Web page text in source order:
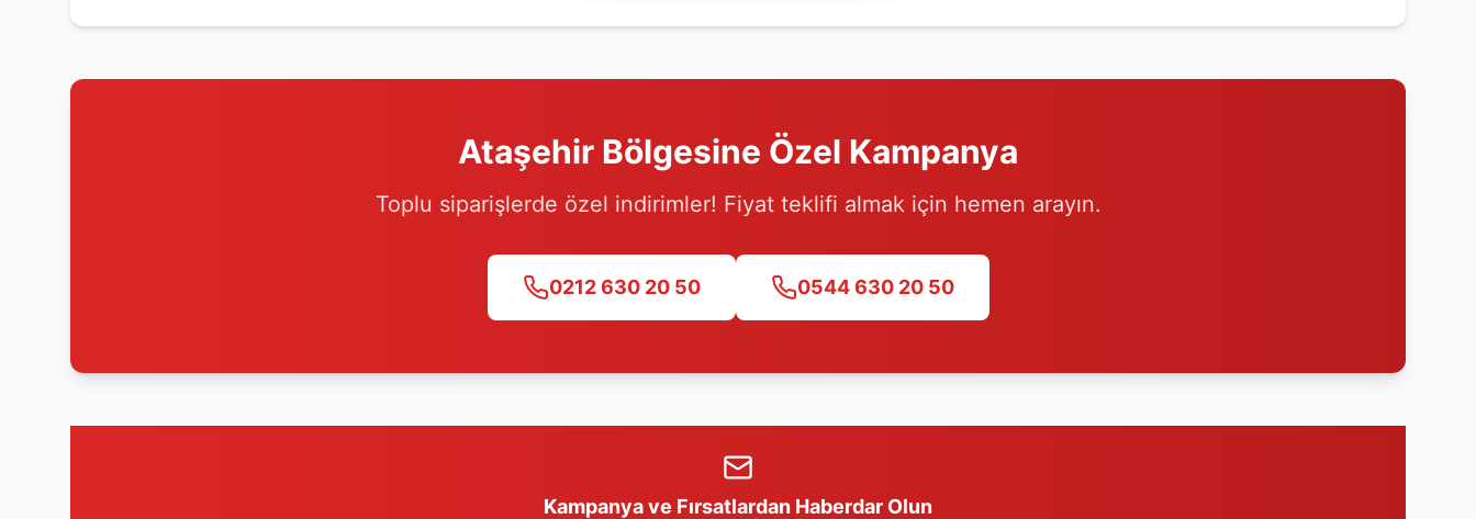
Ataşehir Bölgesine Özel Kampanya
Toplu siparişlerde özel indirimler! Fiyat teklifi almak için hemen arayın.
0212 630 20 50 0544 630 20 50
Kampanya ve Fırsatlardan Haberdar Olun